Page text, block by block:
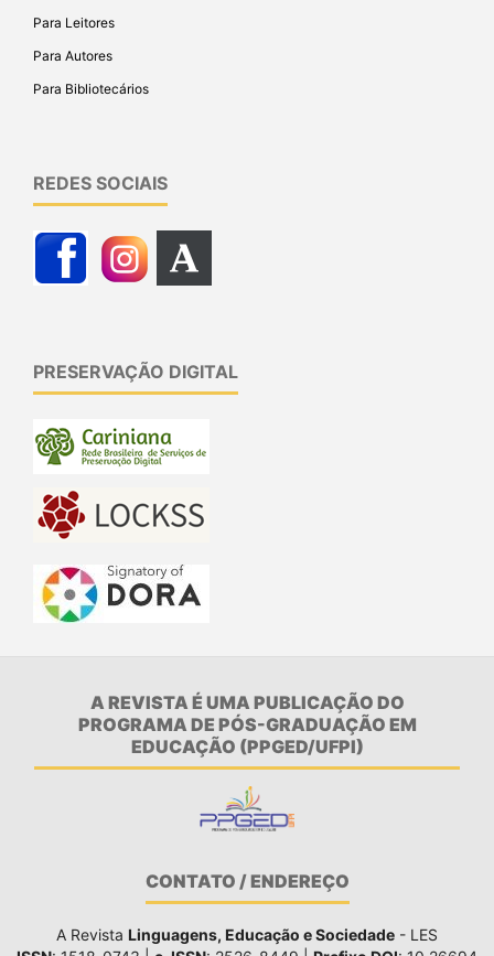
Para Leitores
Para Autores
Para Bibliotecários
REDES SOCIAIS
PRESERVAÇÃO DIGITAL
A REVISTA É UMA PUBLICAÇÃO DO
PROGRAMA DE PÓS-GRADUAÇÃO EM
EDUCAÇÃO (PPGED/UFPI)
CONTATO / ENDEREÇO
A Revista Linguagens, Educação e Sociedade - LES